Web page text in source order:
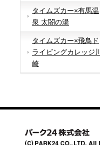
タイムズカー×有馬温
泉 太閤の湯
タイムズカー×飛鳥ド
ライビングカレッジ川
崎